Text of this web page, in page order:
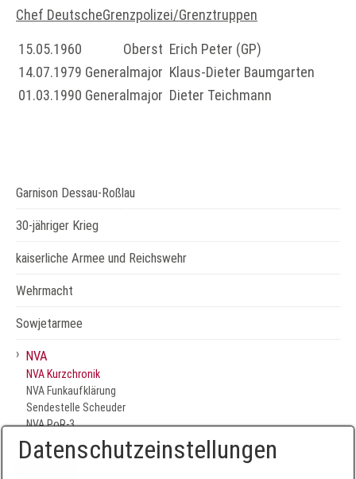
Chef DeutscheGrenzpolizei/Grenztruppen
15.05.1960 Oberst Erich Peter (GP)
14.07.1979 Generalmajor Klaus-Dieter Baumgarten
01.03.1990 Generalmajor Dieter Teichmann
Garnison Dessau-Roßlau
30-jähriger Krieg
kaiserliche Armee und Reichswehr
Wehrmacht
Sowjetarmee
› NVA
NVA Kurzchronik
NVA Funkaufklärung
Sendestelle Scheuder
NVA PoR-3
Datenschutzeinstellungen